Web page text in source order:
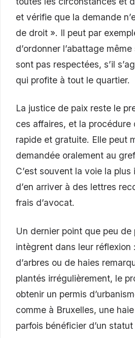
et vérifie que la demande
de droit ». Il peut par
d’ordonner l’abattage
sont pas respectées, s’il
qui profite à tout le quartier.
La justice de paix reste le
ces affaires, et la
rapide et gratuite. Elle peut
demandée oralement au
C’est souvent la voie la
d’en arriver à des lettres
frais d’avocat.
Un dernier point que peu de
intègrent dans leur réflexion
d’arbres ou de haies
plantés irrégulièrement, le
obtenir un permis
comme à Bruxelles, une
parfois bénéficier d’un